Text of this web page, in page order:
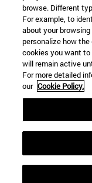
browse. Different
For example, to
about your
personalize how
cookies you want
will remain active
For more detailed
our Cookie Policy.